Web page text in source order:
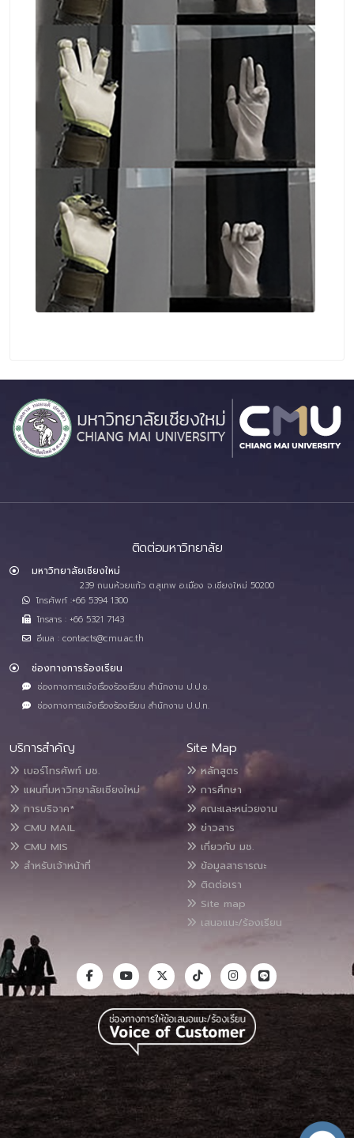
ติดต่อมหาวิทยาลัย
มหาวิทยาลัยเชียงใหม่
239 ถนนห้วยแก้ว ต.สุเทพ อ.เมือง จ.เชียงใหม่ 50200
โทรศัพท์ :+66 5394 1300
โทรสาร : +66 5321 7143
อีเมล : contacts@cmu.ac.th
ช่องทางการร้องเรียน
ช่องทางการแจ้งเรื่องร้องเรียน สำนักงาน ป.ป.ช.
ช่องทางการแจ้งเรื่องร้องเรียน สำนักงาน ป.ป.ท.
บริการสำคัญ
เบอร์โทรศัพท์ มช.
แผนที่มหาวิทยาลัยเชียงใหม่
การบริจาค*
CMU MAIL
CMU MIS
สำหรับเจ้าหน้าที่
Site Map
หลักสูตร
การศึกษา
คณะและหน่วยงาน
ข่าวสาร
เกี่ยวกับ มช.
ข้อมูลสาธารณะ
ติดต่อเรา
Site map
เสนอแนะ/ร้องเรียน